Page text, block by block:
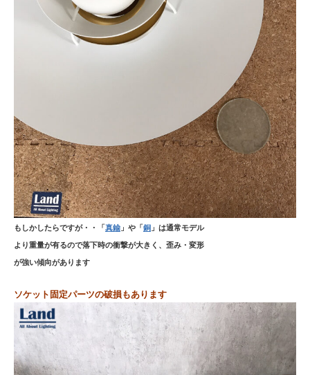
もしかしたらですが・・「真鍮 」や「銅 」は通常モデル
より重量が有るので落下時の衝撃が大きく、歪み・変形
が強い傾向があります
ソケット固定パーツの破損もあります